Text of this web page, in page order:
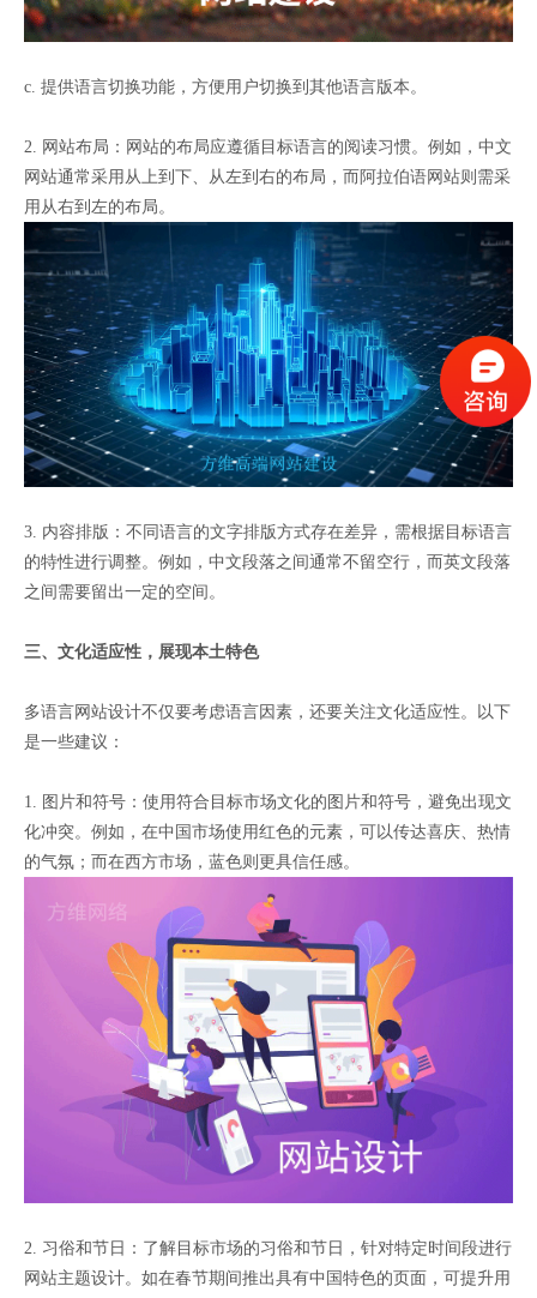
c. 提供语言切换功能，方便用户切换到其他语言版本。
2. 网站布局：网站的布局应遵循目标语言的阅读习惯。例如，中文
网站通常采用从上到下、从左到右的布局，而阿拉伯语网站则需采
用从右到左的布局。
3. 内容排版：不同语言的文字排版方式存在差异，需根据目标语言
的特性进行调整。例如，中文段落之间通常不留空行，而英文段落
之间需要留出一定的空间。
三、文化适应性，展现本土特色
多语言网站设计不仅要考虑语言因素，还要关注文化适应性。以下
是一些建议：
1. 图片和符号：使用符合目标市场文化的图片和符号，避免出现文
化冲突。例如，在中国市场使用红色的元素，可以传达喜庆、热情
的气氛；而在西方市场，蓝色则更具信任感。
2. 习俗和节日：了解目标市场的习俗和节日，针对特定时间段进行
网站主题设计。如在春节期间推出具有中国特色的页面，可提升用